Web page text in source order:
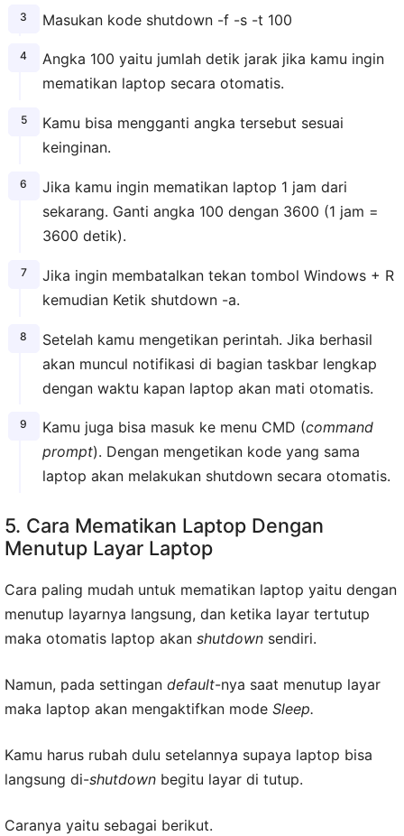
Masukan kode shutdown -f -s -t 100
Angka 100 yaitu jumlah detik jarak jika kamu ingin
mematikan laptop secara otomatis.
Kamu bisa mengganti angka tersebut sesuai
keinginan.
Jika kamu ingin mematikan laptop 1 jam dari
sekarang. Ganti angka 100 dengan 3600 (1 jam =
3600 detik).
Jika ingin membatalkan tekan tombol Windows + R
kemudian Ketik shutdown -a.
Setelah kamu mengetikan perintah. Jika berhasil
akan muncul notifikasi di bagian taskbar lengkap
dengan waktu kapan laptop akan mati otomatis.
Kamu juga bisa masuk ke menu CMD (command
prompt). Dengan mengetikan kode yang sama
laptop akan melakukan shutdown secara otomatis.
5. Cara Mematikan Laptop Dengan
Menutup Layar Laptop
Cara paling mudah untuk mematikan laptop yaitu dengan
menutup layarnya langsung, dan ketika layar tertutup
maka otomatis laptop akan shutdown sendiri.
Namun, pada settingan default-nya saat menutup layar
maka laptop akan mengaktifkan mode Sleep.
Kamu harus rubah dulu setelannya supaya laptop bisa
langsung di-shutdown begitu layar di tutup.
Caranya yaitu sebagai berikut.